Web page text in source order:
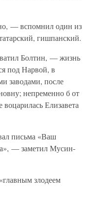
— вспомнил один из
гишпанский.
Болтин, — жизнь
под Нарвой, в
заводами, после
непременно б от
Елизавета
письма «Ваш
— заметил Мусин-
злодеем